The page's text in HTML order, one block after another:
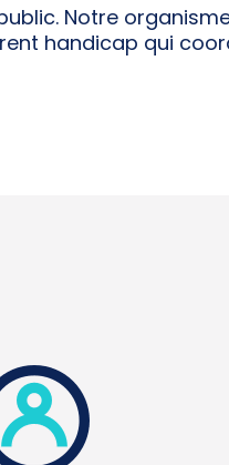
Notre
handicap qui